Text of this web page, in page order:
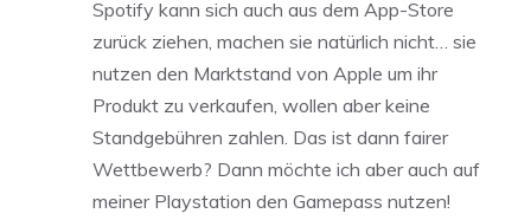
Spotify kann sich auch aus dem App-Store
zurück ziehen, machen sie natürlich nicht… sie
nutzen den Marktstand von Apple um ihr
Produkt zu verkaufen, wollen aber keine
Standgebühren zahlen. Das ist dann fairer
Wettbewerb? Dann möchte ich aber auch auf
meiner Playstation den Gamepass nutzen!